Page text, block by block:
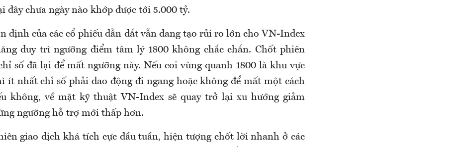
đây chưa ngày nào khớp được tới 5.000 tỷ.
định của các cổ phiếu dẫn dắt vẫn đang tạo rủi ro lớn cho VN-Index
duy trì ngưỡng điểm tâm lý 1800 không chắc chắn. Chốt phiên
số đã lại để mất ngưỡng này. Nếu coi vùng quanh 1800 là khu vực
ít nhất chỉ số phải dao động đi ngang hoặc không để mất một cách
không, về mặt kỹ thuật VN-Index sẽ quay trở lại xu hướng giảm
ngưỡng hỗ trợ mới thấp hơn.
giao dịch khá tích cực đầu tuần, hiện tượng chốt lời nhanh ở các